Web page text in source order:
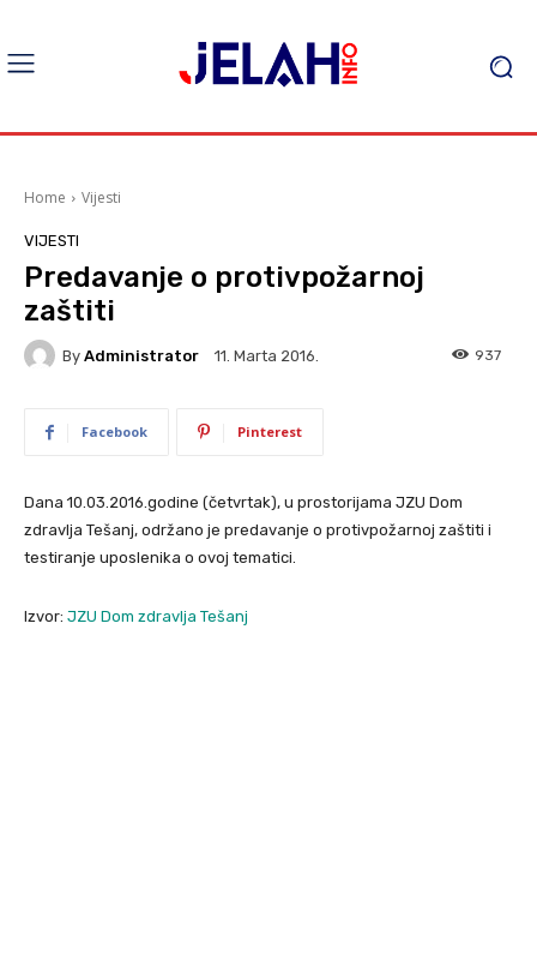
Home Vijesti
VIJESTI
Predavanje o protivpožarnoj
zaštiti
By Administrator 11. Marta 2016. 937
Facebook Pinterest
Dana 10.03.2016.godine (četvrtak), u prostorijama JZU Dom
zdravlja Tešanj, održano je predavanje o protivpožarnoj zaštiti i
testiranje uposlenika o ovoj tematici.
Izvor: JZU Dom zdravlja Tešanj